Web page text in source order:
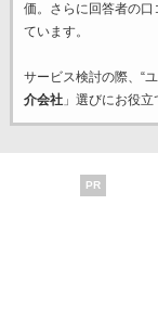
価。さらに回答者の
ています。
サービス検討の際、“
介会社」選びにお役立
PR